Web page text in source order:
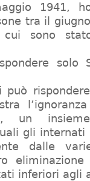
1941,
tra il
sono
solo
può
un
gli
dalle
eliminazione
inferiori agli